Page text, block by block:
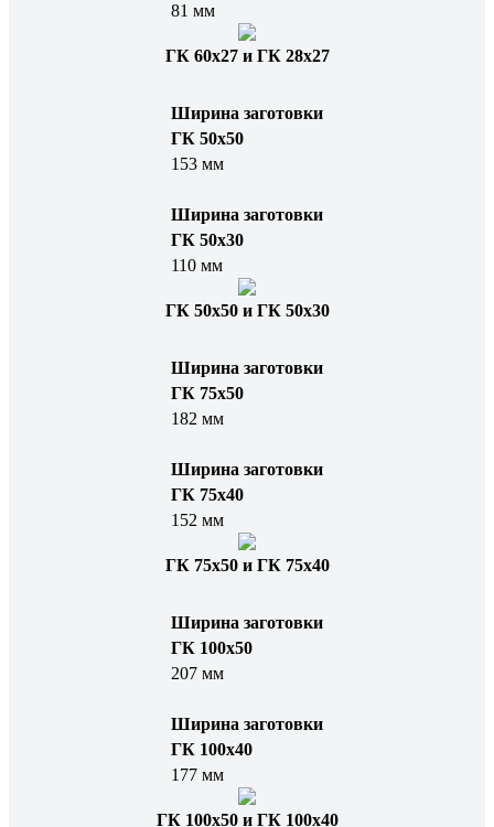
81 мм
ГК 60х27 и ГК 28х27
Ширина заготовки
ГК 50x50
153 мм
Ширина заготовки
ГК 50x30
110 мм
ГК 50х50 и ГК 50х30
Ширина заготовки
ГК 75x50
182 мм
Ширина заготовки
ГК 75x40
152 мм
ГК 75х50 и ГК 75х40
Ширина заготовки
ГК 100x50
207 мм
Ширина заготовки
ГК 100x40
177 мм
ГК 100х50 и ГК 100х40